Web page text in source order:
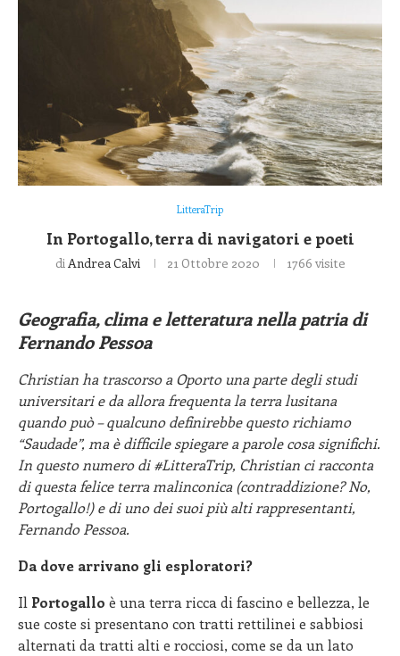
LitteraTrip
In Portogallo, terra di navigatori e poeti
diAndrea Calvi 21 Ottobre 2020 1766 visite
Geografia, clima e letteratura nella patria di
Fernando Pessoa
Christian ha trascorso a Oporto una parte degli studi
universitari e da allora frequenta la terra lusitana
quando può – qualcuno definirebbe questo richiamo
“Saudade”, ma è difficile spiegare a parole cosa significhi.
In questo numero di #LitteraTrip, Christian ci racconta
di questa felice terra malinconica (contraddizione? No,
Portogallo!) e di uno dei suoi più alti rappresentanti,
Fernando Pessoa.
Da dove arrivano gli esploratori?
Il Portogallo è una terra ricca di fascino e bellezza, le
sue coste si presentano con tratti rettilinei e sabbiosi
alternati da tratti alti e rocciosi, come se da un lato